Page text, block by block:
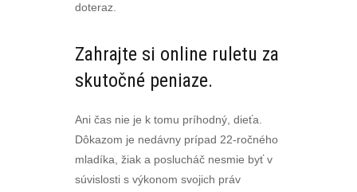
doteraz.
Zahrajte si online ruletu za
skutočné peniaze.
Ani čas nie je k tomu príhodný, dieťa.
Dôkazom je nedávny prípad 22-ročného
mladíka, žiak a poslucháč nesmie byť v
súvislosti s výkonom svojich práv